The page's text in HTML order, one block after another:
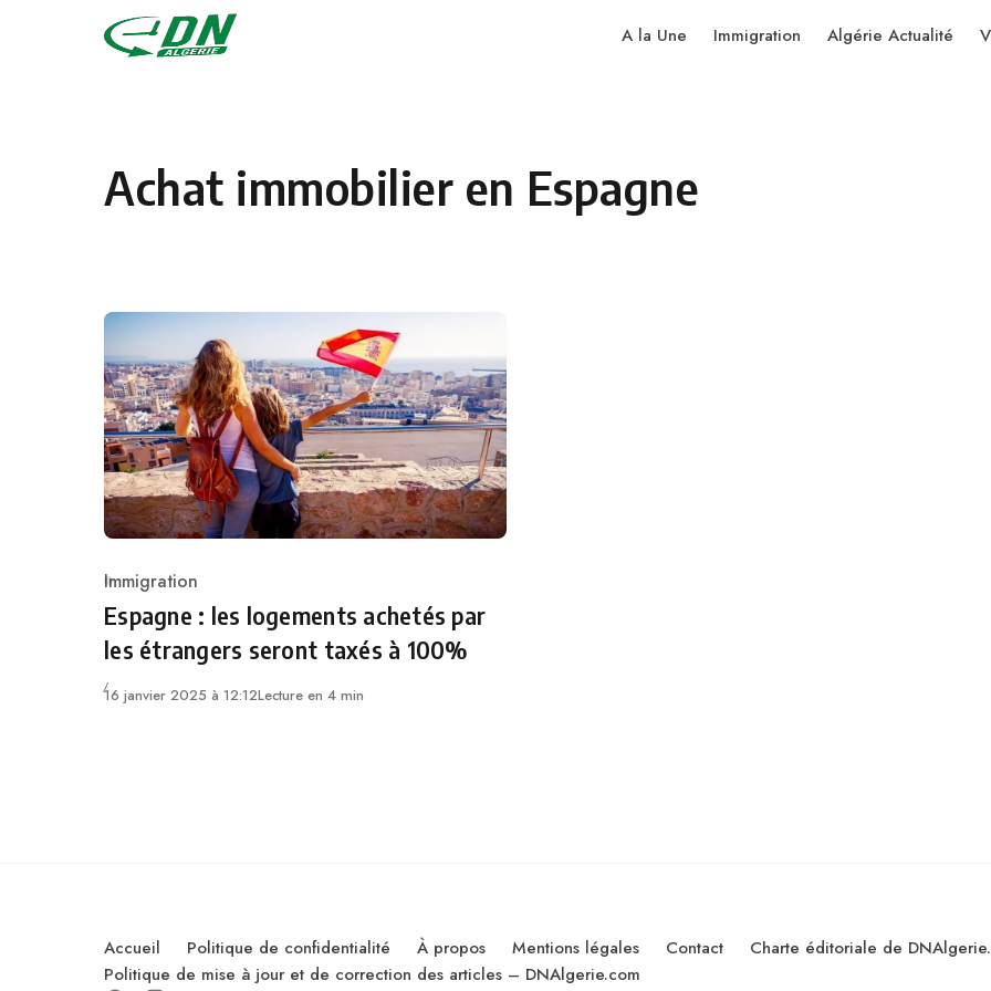
Skip to content
A la Une Immigration Algérie Actualité
Achat immobilier en Espagne
Category
Immigration
Espagne : les logements achetés par
les étrangers seront taxés à 100%
16 janvier 2025 à 12:12Lecture en 4 min
Accueil Politique de confidentialité À propos Mentions légales Contact
Charte éditoriale de
Politique de mise à jour et de correction des articles – DNAlgerie.com